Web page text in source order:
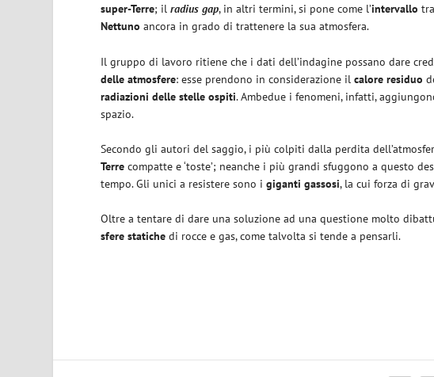
super-Terre; ilradius gap, in altri termini, si pone come l’intervallo
Nettuno ancora in grado di trattenere la sua atmosfera.
Il gruppo di lavoro ritiene che i dati dell’indagine possano dare
delle atmosfere: esse prendono in considerazione ilcalore residuo
radiazioni delle stelle ospiti. Ambedue i fenomeni, infatti,
spazio.
Secondo gli autori del saggio, i più colpiti dalla perdita
Terre compatte e ‘toste’; neanche i più grandi sfuggono a questo
tempo. Gli unici a resistere sono igiganti gassosi, la cui forza di
Oltre a tentare di dare una soluzione ad una questione molto
sfere statiche di rocce e gas, come talvolta si tende a pensarli.